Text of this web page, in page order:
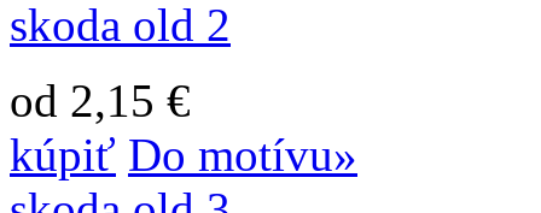
skoda old 2
od 2,15 €
kúpiť Do motívu»